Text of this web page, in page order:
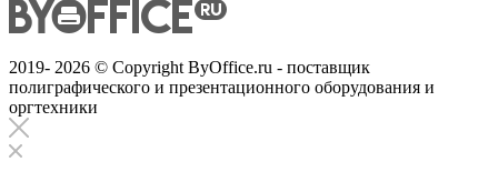
2019- 2026 © Copyright ByOffice.ru - поставщик
полиграфического и презентационного оборудования и
оргтехники